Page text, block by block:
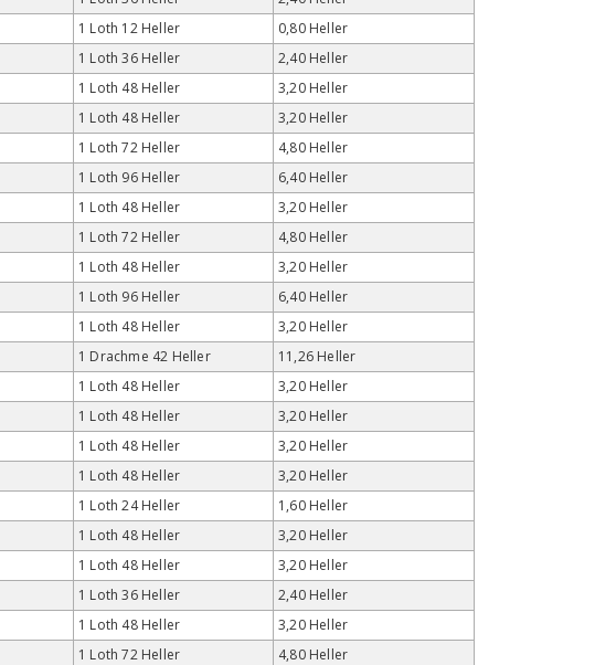
1 Loth 12 Heller
0,80 Heller
1 Loth 36 Heller
2,40 Heller
1 Loth 48 Heller
3,20 Heller
1 Loth 48 Heller
3,20 Heller
1 Loth 72 Heller
4,80 Heller
1 Loth 96 Heller
6,40 Heller
1 Loth 48 Heller
3,20 Heller
1 Loth 72 Heller
4,80 Heller
1 Loth 48 Heller
3,20 Heller
1 Loth 96 Heller
6,40 Heller
1 Loth 48 Heller
3,20 Heller
1 Drachme 42 Heller
11,26 Heller
1 Loth 48 Heller
3,20 Heller
1 Loth 48 Heller
3,20 Heller
1 Loth 48 Heller
3,20 Heller
1 Loth 48 Heller
3,20 Heller
1 Loth 24 Heller
1,60 Heller
1 Loth 48 Heller
3,20 Heller
1 Loth 48 Heller
3,20 Heller
1 Loth 36 Heller
2,40 Heller
1 Loth 48 Heller
3,20 Heller
1 Loth 72 Heller
4,80 Heller